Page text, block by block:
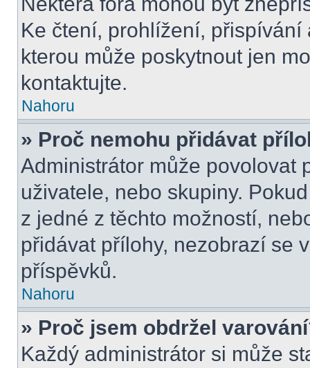
Ke čtení, prohlížení,
kterou může poskytnout jen
kontaktujte.
Nahoru
» Proč nemohu přidávat
Administrátor může povolovat
uživatele, nebo skupiny.
z jedné z těchto možností,
přidávat přílohy, nezobrazí se
příspěvků.
Nahoru
» Proč jsem obdržel
Každý administrátor si může